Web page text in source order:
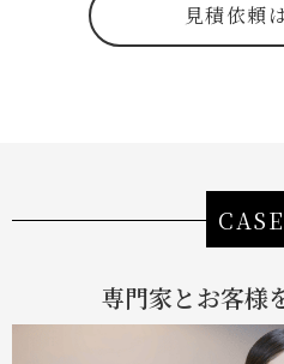
見積依頼
CASE
専門家とお客様